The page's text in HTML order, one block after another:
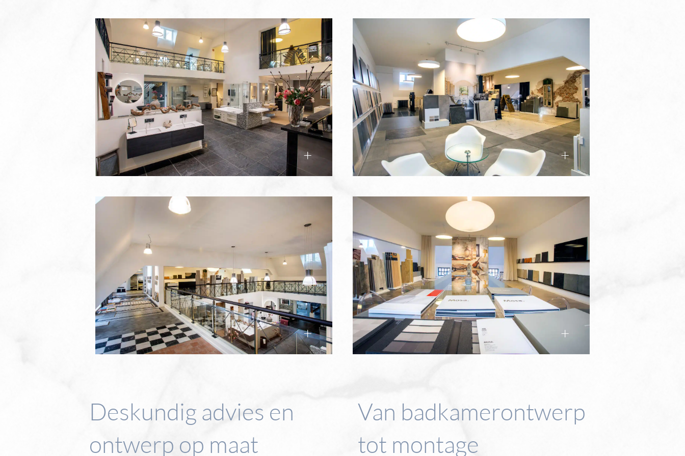
Deskundig advies en
ontwerp op maat
Van badkamerontwerp
tot montage